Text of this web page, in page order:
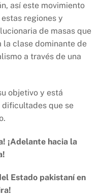
así este movimiento
regiones y
de masas que
clase dominante de
a través de una
objetivo y está
que se
¡Adelante hacia la
Estado pakistaní en